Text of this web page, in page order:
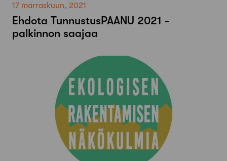
17 marraskuun, 2021
Ehdota TunnustusPAANU 2021 -
palkinnon saajaa